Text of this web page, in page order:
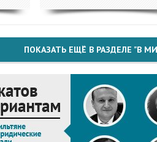
ПОКАЗАТЬ ЕЩЁ В РАЗДЕЛЕ "В